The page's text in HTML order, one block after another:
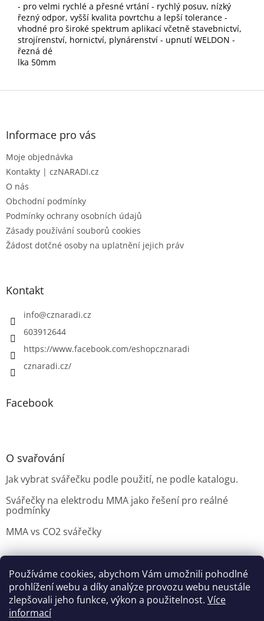
Používáme cookies, abychom Vám umožnili pohodlné
prohlížení webu a díky analýze provozu webu neustále
zlepšovali jeho funkce, výkon a použitelnost. Více
informací
- pro velmi rychlé a přesné vrtání - rychlý posuv, nízký
řezný odpor, vyšší kvalita povrtchu a lepší tolerance -
vhodné pro široké spektrum aplikací včetně stavebnictví,
strojírenství, hornictví, plynárenství - upnutí WELDON -
řezná dé
lka 50mm
Z
Informace pro vás
Moje objednávka
Kontakty | czNARADI.cz
O nás
Obchodní podmínky
Podmínky ochrany osobních údajů
Zásady používání souborů cookies
Žádost dotčné osoby na uplatnění jejich práv
Kontakt
info@cznaradi.cz
603912644
https://www.facebook.com/eshopcznaradi
cznaradi.cz/
Facebook
O svařování
Jak vybrat svářečku podle použití, ne podle katalogu.
Svářečky na elektrodu MMA jako řešení pro reálné
podmínky
MMA vs CO2 svářečky
Možnosti doručení Nakupovani Možností platby
Výběr svářečky